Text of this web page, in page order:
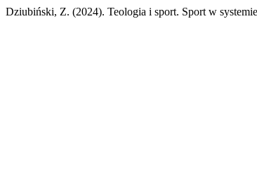
Dziubiński, Z. (2024). Teologia i sport. Sport w